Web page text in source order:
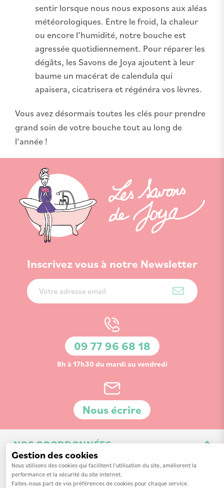
sentir lorsque nous nous exposons aux aléas
météorologiques. Entre le froid, la chaleur
ou encore l’humidité, notre bouche est
agressée quotidiennement. Pour réparer les
dégâts, les Savons de Joya ajoutent à leur
baume un macérat de calendula qui
apaisera, cicatrisera et régénéra vos lèvres.
Vous avez désormais toutes les clés pour prendre
grand soin de votre bouche tout au long de
l’année !
Inscrivez vous à notre Newsletter
Inscription
à
09 77 96 68 18
8h à 17h30 du mardi au vendredi
Nous écrire
NOS COORDONNÉES
3 Av. de la 3ème Division d'Infanterie Britannique
14200 Hérouville-Saint-Clair
Gestion des cookies
Nous utilisons des cookies qui facilitent l'utilisation du site, améliorent la
performance et la sécurité du site internet.
Faites-nous part de vos préférences de cookies pour chaque service.